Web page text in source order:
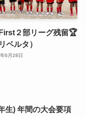
２部リーグ残留🏆
ベルタ）
6月28日
生) 年間の大会要項